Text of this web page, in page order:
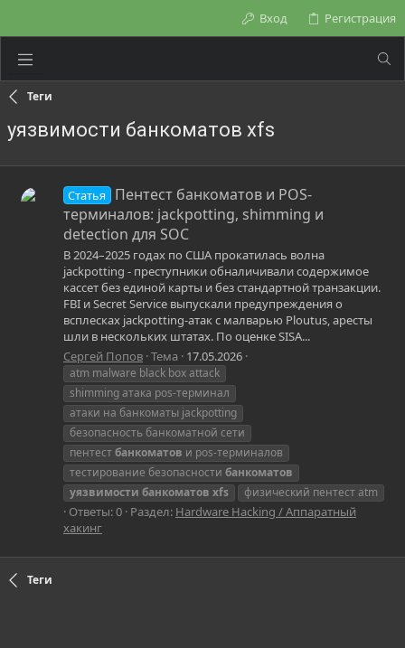
Вход Регистрация
Теги
уязвимости банкоматов xfs
Статья
Пентест банкоматов и POS-
терминалов: jackpotting, shimming и
detection для SOC
В 2024–2025 годах по США прокатилась волна
jackpotting - преступники обналичивали содержимое
кассет без единой карты и без стандартной транзакции.
FBI и Secret Service выпускали предупреждения о
всплесках jackpotting-атак с малварью Ploutus, аресты
шли в нескольких штатах. По оценке SISA...
Сергей Попов Тема 17.05.2026
atm malware black box attack
shimming атака pos-терминал
атаки на банкоматы jackpotting
безопасность банкоматной сети
пентестбанкоматов и pos-терминалов
тестирование безопасности банкоматов
уязвимости банкоматов xfs физический пентест atm
Ответы: 0 Раздел: Hardware Hacking / Аппаратный
хакинг
Теги